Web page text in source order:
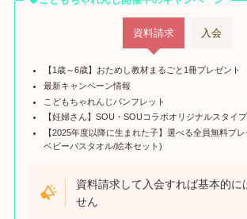
資料請求 入会
【1歳～6歳】おためし教材まるごと1冊プレゼント
最新キャンペーン情報
こどもちゃれんじパンフレット
【妊婦さん】SOU・SOUコラボオリジナルスタイ
【2025年度以降に生まれた子】選べる全員無料プ
ベビーバスタオル/絵本セット)
資料請求して入会すれば基本的に
せん